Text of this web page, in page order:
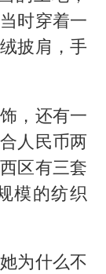
时穿着一
披肩，手
，还有一
人民币两
区有三套
模的纺织
为什么不